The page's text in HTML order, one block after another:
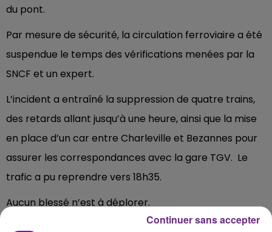
du pont.
Par mesure de sécurité, la circulation ferroviaire a été
suspendue le temps des vérifications menées par la
SNCF et un expert.
L’incident a entraîné la suppression de quatre trains,
des retards allant jusqu’à une heure, ainsi que la mise
en place d’un car entre Charleville et Bezannes pour
assurer les correspondances avec la gare TGV. Le
trafic a pu reprendre vers 18h35.
Aucun blessé n’est à déplorer.
Continuer sans accepter